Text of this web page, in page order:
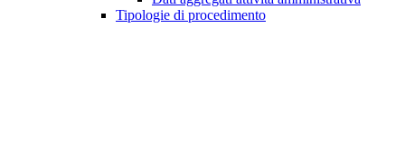
Tipologie di procedimento